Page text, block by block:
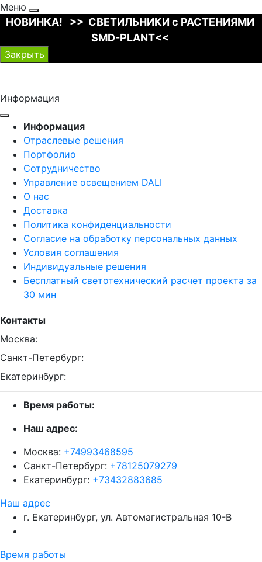
Меню
НОВИНКА! >> СВЕТИЛЬНИКИ с РАСТЕНИЯМИ
SMD-PLANT<<
Закрыть
Информация
Информация
Отраслевые решения
Портфолио
Сотрудничество
Управление освещением DALI
О нас
Доставка
Политика конфиденциальности
Согласие на обработку персональных данных
Условия соглашения
Индивидуальные решения
Бесплатный светотехнический расчет проекта за
30 мин
Контакты
Москва:
Санкт-Петербург:
Екатеринбург:
Время работы:
Наш адрес:
Москва: +74993468595
Санкт-Петербург: +78125079279
Екатеринбург: +73432883685
Наш адрес
г. Екатеринбург, ул. Автомагистральная 10-В
Время работы